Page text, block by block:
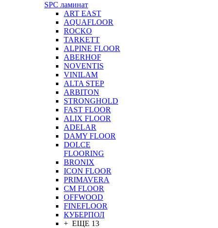
SPC ламинат
ART EAST
AQUAFLOOR
ROCKO
TARKETT
ALPINE FLOOR
ABERHOF
NOVENTIS
VINILAM
ALTA STEP
ARBITON
STRONGHOLD
FAST FLOOR
ALIX FLOOR
ADELAR
DAMY FLOOR
DOLCE
FLOORING
BRONIX
ICON FLOOR
PRIMAVERA
CM FLOOR
OFFWOOD
FINEFLOOR
КУБЕРПОЛ
+ ЕЩЕ 13